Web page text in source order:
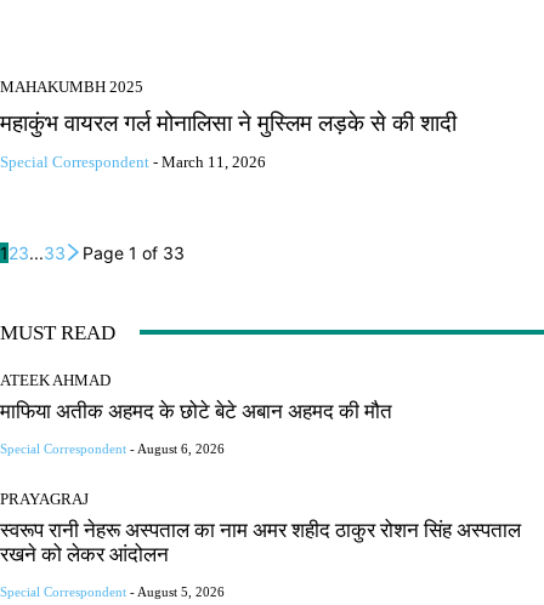
MAHAKUMBH 2025
महाकुंभ वायरल गर्ल मोनालिसा ने मुस्लिम लड़के से की शादी
Special Correspondent - March 11, 2026
123...33 Page 1 of 33
MUST READ
ATEEK AHMAD
माफिया अतीक अहमद के छोटे बेटे अबान अहमद की मौत
Special Correspondent - August 6, 2026
PRAYAGRAJ
स्वरूप रानी नेहरू अस्पताल का नाम अमर शहीद ठाकुर रोशन सिंह अस्पताल
रखने को लेकर आंदोलन
Special Correspondent - August 5, 2026